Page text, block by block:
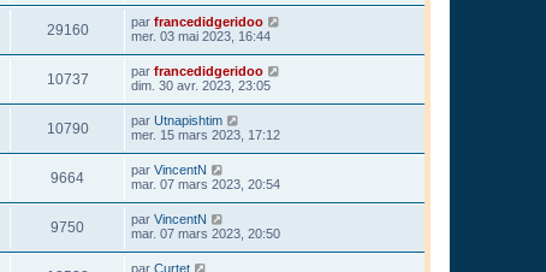
29160 par francedidgeridoo
mer. 03 mai 2023, 16:44
10737 par francedidgeridoo
dim. 30 avr. 2023, 23:05
10790 par Utnapishtim
mer. 15 mars 2023, 17:12
9664 par VincentN
mar. 07 mars 2023, 20:54
9750 par VincentN
mar. 07 mars 2023, 20:50
par Curtet